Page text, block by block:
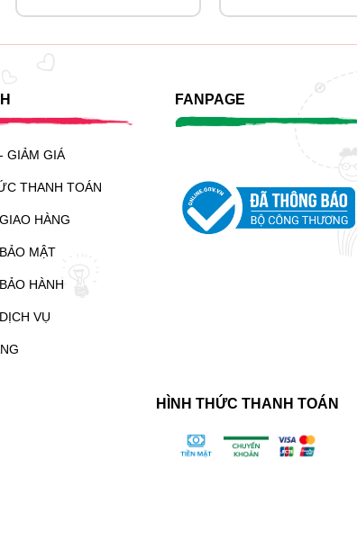
GIẢM GIÁ
THANH TOÁN
HÀNG
MẬT
HÀNH
VỤ
FANPAGE
HÌNH THỨC THANH TOÁN